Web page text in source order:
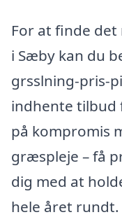
For at finde
i Sæby kan du
grsslning-pris-
indhente tilbud
på kompromis
græspleje – få
dig med at
hele året rundt.